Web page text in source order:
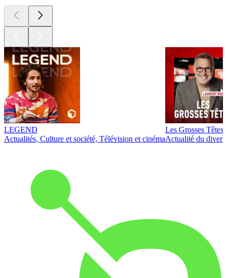
LEGEND
Actualités, Culture et société, Télévision et cinéma
Les Grosses Têtes
Actualité du